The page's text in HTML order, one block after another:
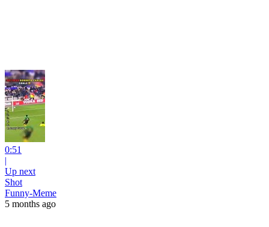
0:51
|
Up next
Shot
Funny-Meme
5 months ago